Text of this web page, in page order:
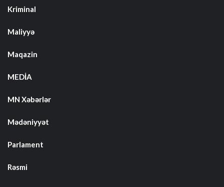
Kriminal
Maliyyə
Maqazin
MEDİA
MN Xəbərlər
Mədəniyyət
Parlament
Rəsmi